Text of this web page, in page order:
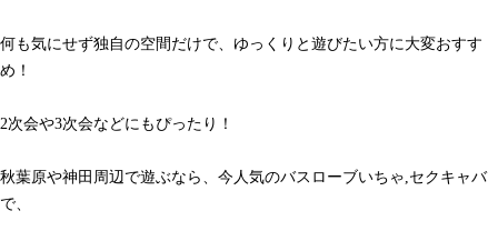
何も気にせず独自の空間だけで、ゆっくりと遊びたい方に大変おすす
め！
2次会や3次会などにもぴったり！
秋葉原や神田周辺で遊ぶなら、今人気のバスローブいちゃ,セクキャバ
で、